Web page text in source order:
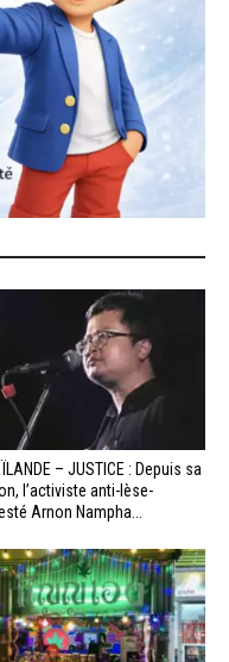
– JUSTICE : Depuis sa
l’activiste anti-lèse-
Arnon Nampha...